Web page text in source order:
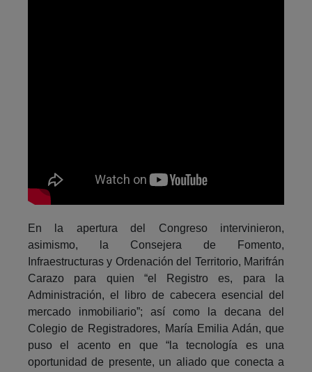
En la apertura del Congreso intervinieron,
asimismo, la Consejera de Fomento,
Infraestructuras y Ordenación del Territorio, Marifrán
Carazo para quien “el Registro es, para la
Administración, el libro de cabecera esencial del
mercado inmobiliario”; así como la decana del
Colegio de Registradores, María Emilia Adán, que
puso el acento en que “la tecnología es una
oportunidad de presente, un aliado que conecta a